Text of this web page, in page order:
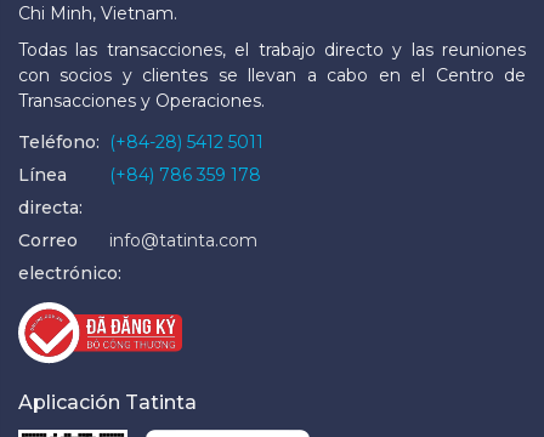
Chi Minh, Vietnam.
Todas las transacciones, el trabajo directo y las reuniones
con socios y clientes se llevan a cabo en el Centro de
Transacciones y Operaciones.
Teléfono:
(+84-28) 5412 5011
Línea
directa:
(+84) 786 359 178
Correo
electrónico:
info@tatinta.com
Aplicación Tatinta